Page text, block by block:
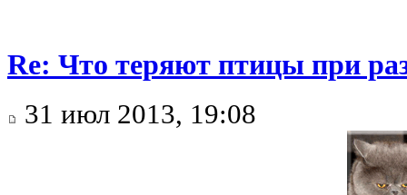
Re: Что теряют птицы при
31 июл 2013, 19:08